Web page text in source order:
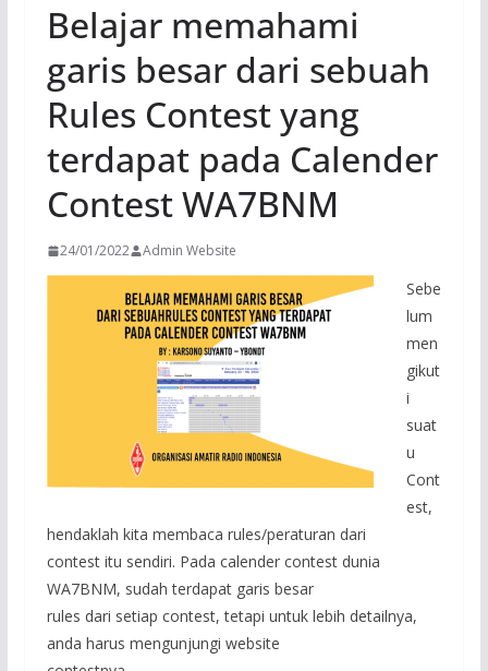
Belajar memahami
garis besar dari sebuah
Rules Contest yang
terdapat pada Calender
Contest WA7BNM
24/01/2022 Admin Website
Sebe
lum
men
gikut
i
suat
u
Cont
est,
hendaklah kita membaca rules/peraturan dari
contest itu sendiri. Pada calender contest dunia
WA7BNM, sudah terdapat garis besar
rules dari setiap contest, tetapi untuk lebih detailnya,
anda harus mengunjungi website